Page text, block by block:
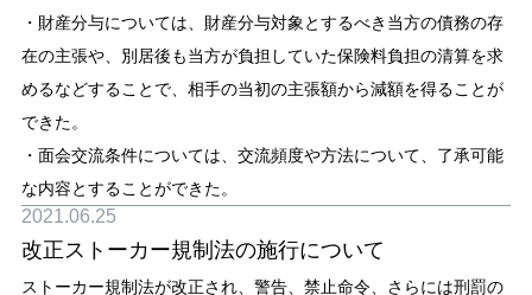
・財産分与については、財産分与対象とするべき当方の債務の存
在の主張や、別居後も当方が負担していた保険料負担の清算を求
めるなどすることで、相手の当初の主張額から減額を得ることが
できた。
・面会交流条件については、交流頻度や方法について、了承可能
な内容とすることができた。
2021.06.25
改正ストーカー規制法の施行について
ストーカー規制法が改正され、警告、禁止命令、さらには刑罰の